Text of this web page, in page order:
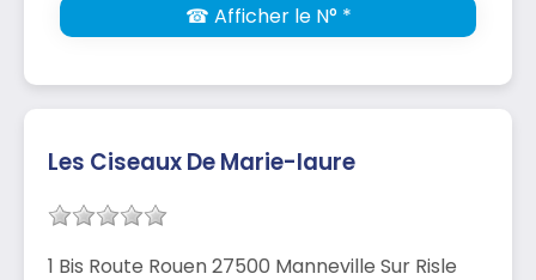
☎ Afficher le N° *
Les Ciseaux De Marie-laure
1 Bis Route Rouen 27500 Manneville Sur Risle